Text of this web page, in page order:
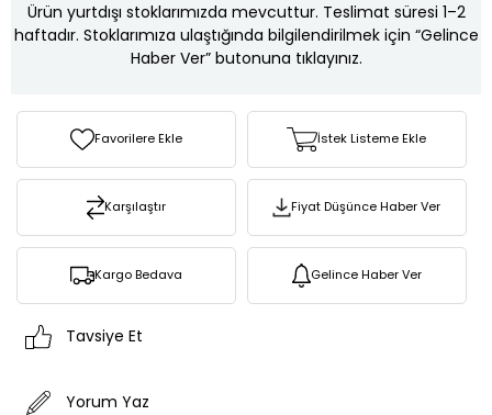
Ürün yurtdışı stoklarımızda mevcuttur. Teslimat süresi 1–2
haftadır. Stoklarımıza ulaştığında bilgilendirilmek için “Gelince
Haber Ver” butonuna tıklayınız.
Favorilere Ekle İstek Listeme Ekle
Karşılaştır Fiyat Düşünce Haber Ver
Kargo Bedava Gelince Haber Ver
Tavsiye Et
Yorum Yaz